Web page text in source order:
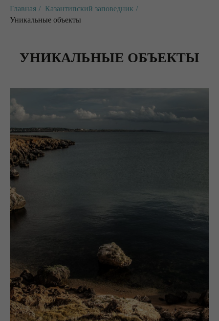
Главная / Казантипский заповедник /
Уникальные объекты
УНИКАЛЬНЫЕ ОБЪЕКТЫ